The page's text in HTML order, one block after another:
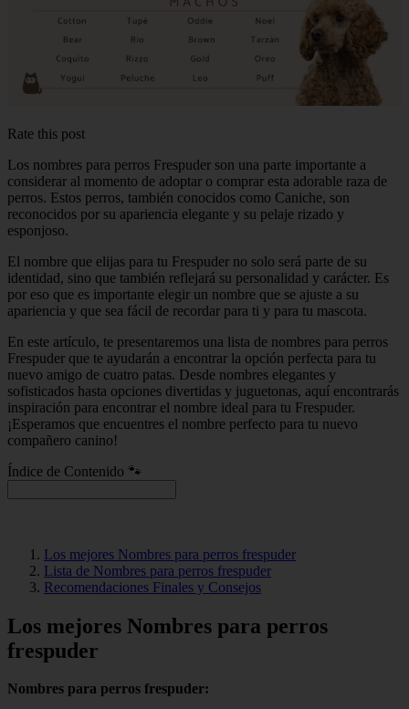
Rate this post
Los nombres para perros Frespuder son una parte importante a
considerar al momento de adoptar o comprar esta adorable raza de
perros. Estos perros, también conocidos como Caniche, son
reconocidos por su apariencia elegante y su pelaje rizado y
esponjoso.
El nombre que elijas para tu Frespuder no solo será parte de su
identidad, sino que también reflejará su personalidad y carácter. Es
por eso que es importante elegir un nombre que se ajuste a su
apariencia y que sea fácil de recordar para ti y para tu mascota.
En este artículo, te presentaremos una lista de nombres para perros
Frespuder que te ayudarán a encontrar la opción perfecta para tu
nuevo amigo de cuatro patas. Desde nombres elegantes y
sofisticados hasta opciones divertidas y juguetonas, aquí encontrarás
inspiración para encontrar el nombre ideal para tu Frespuder.
¡Esperamos que encuentres el nombre perfecto para tu nuevo
compañero canino!
Índice de Contenido 🐾
Los mejores Nombres para perros frespuder
Lista de Nombres para perros frespuder
Recomendaciones Finales y Consejos
Los mejores Nombres para perros
frespuder
Nombres para perros frespuder: